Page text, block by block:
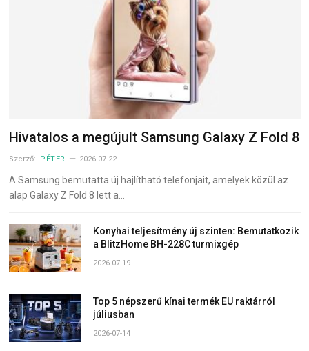
Hivatalos a megújult Samsung Galaxy Z Fold 8
Szerző: PÉTER 2026-07-22
A Samsung bemutatta új hajlítható telefonjait, amelyek közül az
alap Galaxy Z Fold 8 lett a…
Konyhai teljesítmény új szinten: Bemutatkozik
a BlitzHome BH-228C turmixgép
2026-07-19
Top 5 népszerű kínai termék EU raktárról
júliusban
2026-07-14